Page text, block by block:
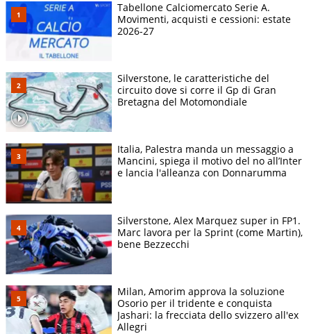
Tabellone Calciomercato Serie A.
Movimenti, acquisti e cessioni: estate
2026-27
Silverstone, le caratteristiche del
circuito dove si corre il Gp di Gran
Bretagna del Motomondiale
Italia, Palestra manda un messaggio a
Mancini, spiega il motivo del no all’Inter
e lancia l'alleanza con Donnarumma
Silverstone, Alex Marquez super in FP1.
Marc lavora per la Sprint (come Martin),
bene Bezzecchi
Milan, Amorim approva la soluzione
Osorio per il tridente e conquista
Jashari: la frecciata dello svizzero all'ex
Allegri